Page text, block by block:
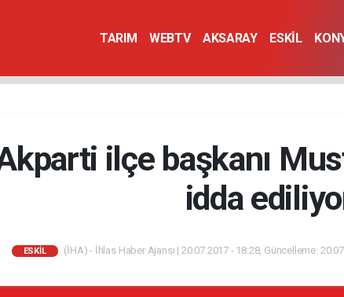
TARIM WEBTV AKSARAY ESKİL
ilçe başkanı
idda
ESKİL (İHA) - İhlas Haber Ajansı | 20.07.2017 - 18:28, Güncelleme: